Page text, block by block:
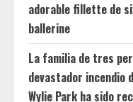
adorable fillette de
ballerine
La familia de tres
devastador incendio
Wylie Park ha sido